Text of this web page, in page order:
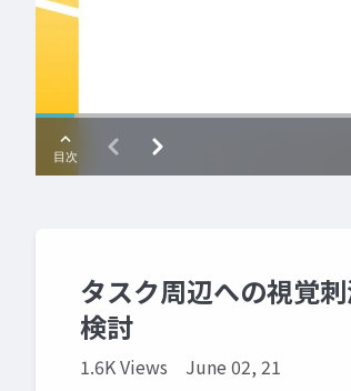
タスク周辺への視覚
検討
1.6K Views June 02, 21